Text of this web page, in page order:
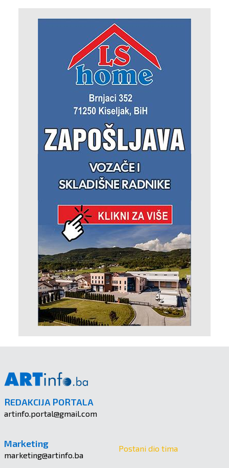
REDAKCIJA PORTALA
artinfo.portal@gmail.com
Marketing
marketing@artinfo.ba
Postani dio tima